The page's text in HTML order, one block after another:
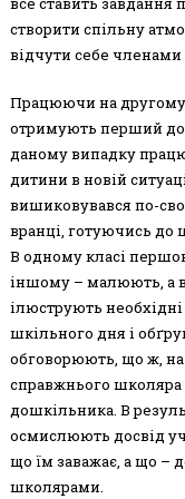
створити спільну
відчути себе членами
Працюючи на
отримують перший
даному випадку
дитини в новій
вишиковувався по-
вранці, готуючись
В одному класі
іншому – малюють, а в
ілюструють
шкільного дня і
обговорюють, що ж,
справжнього школяра
дошкільника. В
осмислюють досвід
що їм заважає, а що –
школярами.